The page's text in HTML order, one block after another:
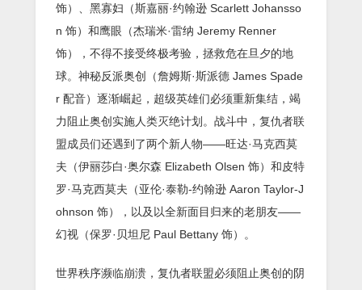
饰）、黑寡妇（斯嘉丽·约翰逊 Scarlett Johansso
n 饰）和鹰眼（杰瑞米·雷纳 Jeremy Renner
饰），不得不接受终极考验，拯救危在旦夕的地
球。神秘反派奥创（詹姆斯·斯派德 James Spade
r 配音）逐渐崛起，超级英雄们必须重新集结，竭
力阻止奥创实施人类灭绝计划。战斗中，复仇者联
盟成员们还遇到了两个新人物——旺达·马克西莫
夫（伊丽莎白·奥尔森 Elizabeth Olsen 饰）和皮特
罗·马克西莫夫（亚伦·泰勒-约翰逊 Aaron Taylor-J
ohnson 饰），以及以全新面目归来的老朋友——
幻视（保罗·贝坦尼 Paul Bettany 饰）。
世界秩序濒临崩溃，复仇者联盟必须阻止奥创的阴